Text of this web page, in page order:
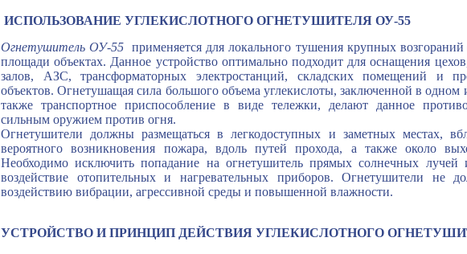
ИСПОЛЬЗОВАНИЕ УГЛЕКИСЛОТНОГО ОГНЕТУШИТЕЛЯ ОУ-55
Огнетушитель ОУ-55 применяется для локального тушения крупных
площади объектах. Данное устройство оптимально подходит для оснащения
залов, АЗС, трансформаторных электростанций, складских помещений и
объектов. Огнетушащая сила большого объема углекислоты, заключенной в одном
также транспортное приспособление в виде тележки, делают данное
сильным оружием против огня.
Огнетушители должны размещаться в легкодоступных и заметных местах,
вероятного возникновения пожара, вдоль путей прохода, а также около
Необходимо исключить попадание на огнетушитель прямых солнечных лучей
воздействие отопительных и нагревательных приборов. Огнетушители не
воздействию вибрации, агрессивной среды и повышенной влажности.
УСТРОЙСТВО И ПРИНЦИП ДЕЙСТВИЯ УГЛЕКИСЛОТНОГО